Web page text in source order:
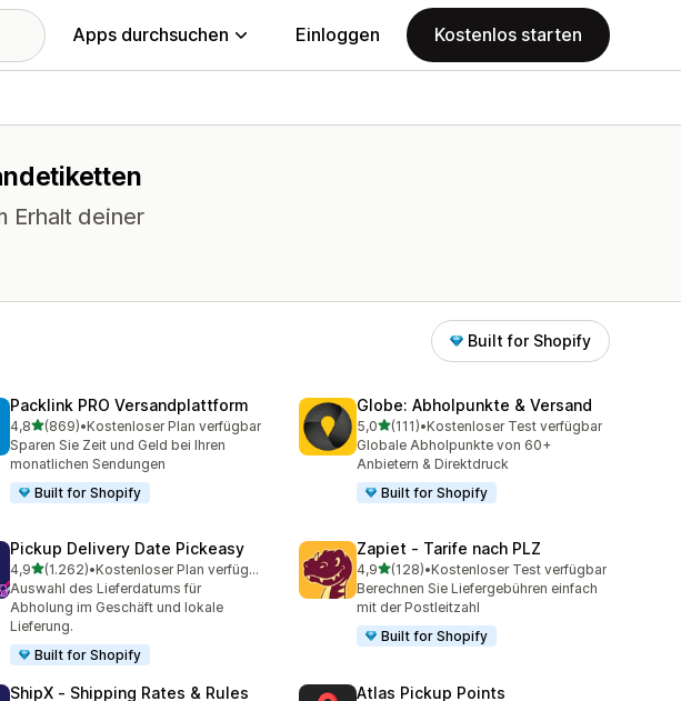
Apps durchsuchen Einloggen Kostenlos starten
Erhalt deiner
Built for Shopify
Packlink PRO Versandplattform
4,8von 5 Sternen
(869)
869 Rezensionen insgesamt
•Kostenloser Plan verfügbar
Sparen Sie Zeit und Geld bei Ihren
monatlichen Sendungen
Built for Shopify
Globe: Abholpunkte & Versand
5,0von 5 Sternen
(111)
111 Rezensionen insgesamt
•Kostenloser Test verfügbar
Globale Abholpunkte von 60+
Anbietern & Direktdruck
Built for Shopify
Pickup Delivery Date Pickeasy
4,9von 5 Sternen
(1.262)
1262 Rezensionen insgesamt
•
Kostenloser Plan verfügbar
Auswahl des Lieferdatums für
Abholung im Geschäft und lokale
Lieferung.
Built for Shopify
Zapiet ‑ Tarife nach PLZ
4,9von 5 Sternen
(128)
128 Rezensionen insgesamt
•Kostenloser Test verfügbar
Berechnen Sie Liefergebühren einfach
mit der Postleitzahl
Built for Shopify
ShipX ‑ Shipping Rates & Rules Atlas Pickup Points